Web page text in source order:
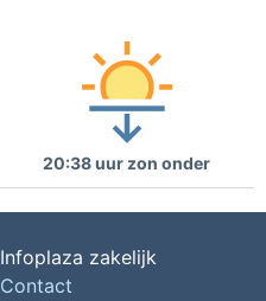
20:38 uur zon onder
Infoplaza zakelijk
Contact